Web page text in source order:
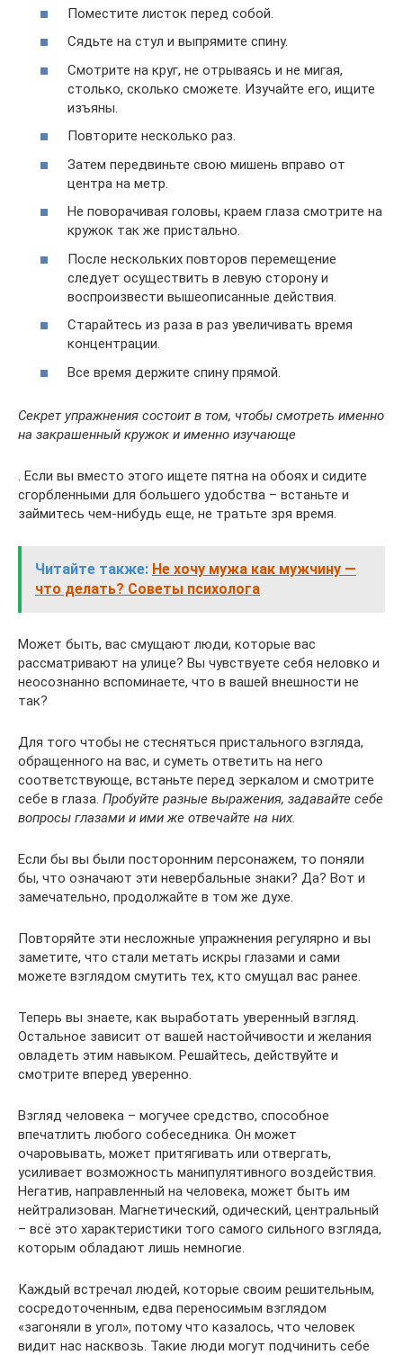
Поместите листок перед собой.
Сядьте на стул и выпрямите спину.
Смотрите на круг, не отрываясь и не мигая,
столько, сколько сможете. Изучайте его, ищите
изъяны.
Повторите несколько раз.
Затем передвиньте свою мишень вправо от
центра на метр.
Не поворачивая головы, краем глаза смотрите на
кружок так же пристально.
После нескольких повторов перемещение
следует осуществить в левую сторону и
воспроизвести вышеописанные действия.
Старайтесь из раза в раз увеличивать время
концентрации.
Все время держите спину прямой.
Секрет упражнения состоит в том, чтобы смотреть именно
на закрашенный кружок и именно изучающе
. Если вы вместо этого ищете пятна на обоях и сидите
сгорбленными для большего удобства – встаньте и
займитесь чем-нибудь еще, не тратьте зря время.
Читайте также: Не хочу мужа как мужчину —
что делать? Советы психолога
Может быть, вас смущают люди, которые вас
рассматривают на улице? Вы чувствуете себя неловко и
неосознанно вспоминаете, что в вашей внешности не
так?
Для того чтобы не стесняться пристального взгляда,
обращенного на вас, и суметь ответить на него
соответствующе, встаньте перед зеркалом и смотрите
себе в глаза. Пробуйте разные выражения, задавайте себе
вопросы глазами и ими же отвечайте на них.
Если бы вы были посторонним персонажем, то поняли
бы, что означают эти невербальные знаки? Да? Вот и
замечательно, продолжайте в том же духе.
Повторяйте эти несложные упражнения регулярно и вы
заметите, что стали метать искры глазами и сами
можете взглядом смутить тех, кто смущал вас ранее.
Теперь вы знаете, как выработать уверенный взгляд.
Остальное зависит от вашей настойчивости и желания
овладеть этим навыком. Решайтесь, действуйте и
смотрите вперед уверенно.
Взгляд человека – могучее средство, способное
впечатлить любого собеседника. Он может
очаровывать, может притягивать или отвергать,
усиливает возможность манипулятивного воздействия.
Негатив, направленный на человека, может быть им
нейтрализован. Магнетический, одический, центральный
– всё это характеристики того самого сильного взгляда,
которым обладают лишь немногие.
Каждый встречал людей, которые своим решительным,
сосредоточенным, едва переносимым взглядом
«загоняли в угол», потому что казалось, что человек
видит нас насквозь. Такие люди могут подчинить себе